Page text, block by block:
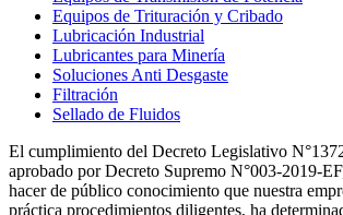
Equipos de Trituración y Cribado
Lubricación Industrial
Lubricantes para Minería
Soluciones Anti Desgaste
Filtración
Sellado de Fluidos
El cumplimiento del Decreto Legislativo
aprobado por Decreto Supremo N°003-2019-
hacer de público conocimiento que nuestra
práctica procedimientos diligentes, ha